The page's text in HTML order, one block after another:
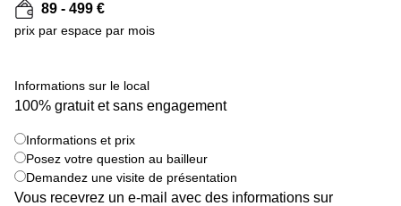
Coworking
Ixelles
Namur
Coworking
Salle de
conférence
Bruxelles
89 - 499 €
prix par espace par mois
Informations sur le local
100% gratuit et sans engagement
Informations et prix
Posez votre question au bailleur
Demandez une visite de présentation
Vous recevrez un e-mail avec des informations sur